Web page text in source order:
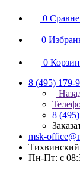
0
0
0
8 (495) 179-
8
msk-
Тихвинский
Пн-Пт: с